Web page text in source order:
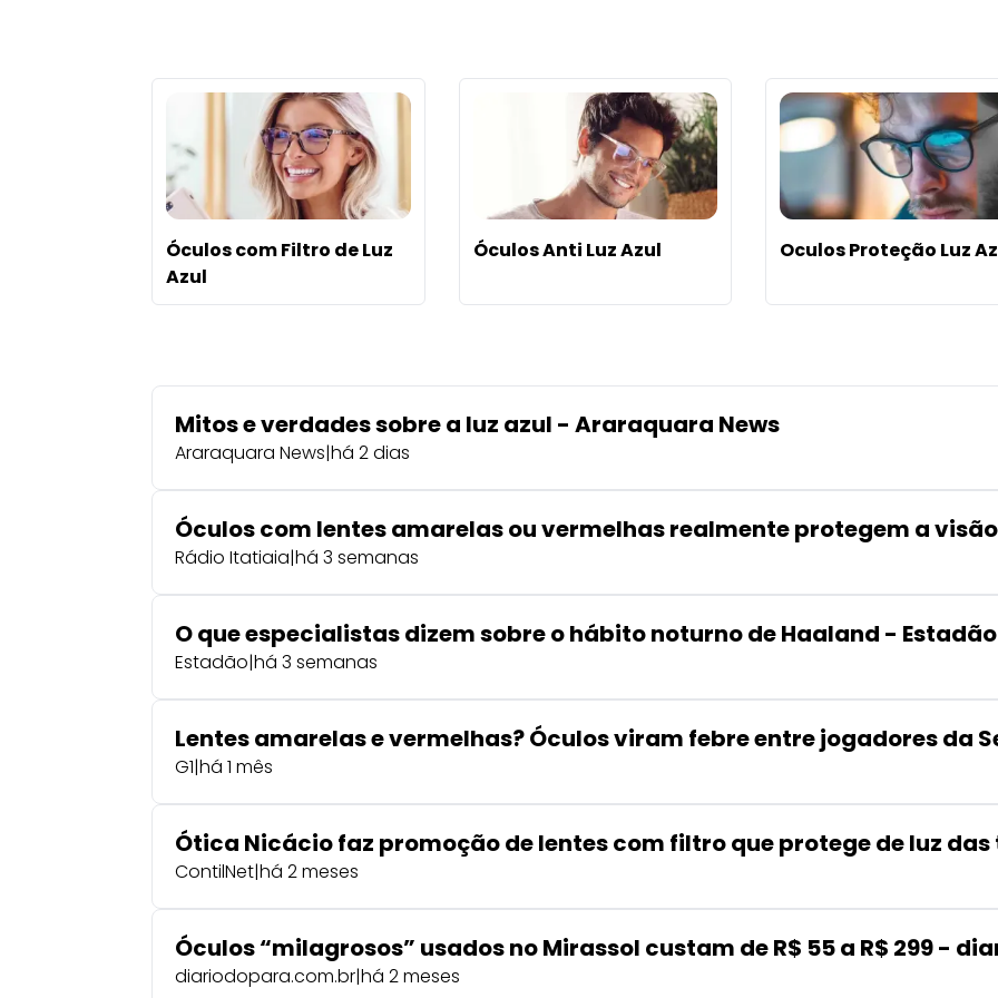
Óculos com Filtro de Luz
Azul
Óculos Anti Luz Azul Oculos Proteção Luz
Mitos e verdades sobre a luz azul - Araraquara News
Araraquara News|há 2 dias
Óculos com lentes amarelas ou vermelhas realmente protegem a
Rádio Itatiaia|há 3 semanas
O que especialistas dizem sobre o hábito noturno de Haaland - Estadão
Estadão|há 3 semanas
Lentes amarelas e vermelhas? Óculos viram febre entre jogadores da
G1|há 1 mês
Ótica Nicácio faz promoção de lentes com filtro que protege de luz
ContilNet|há 2 meses
Óculos “milagrosos” usados no Mirassol custam de R$ 55 a R$ 299 -
diariodopara.com.br|há 2 meses